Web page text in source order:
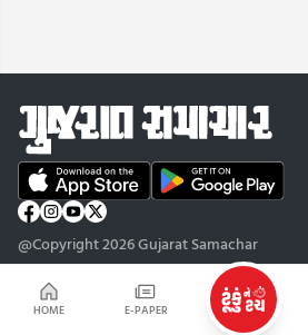
HOME E-PAPER
@Copyright 2026 Gujarat Samachar